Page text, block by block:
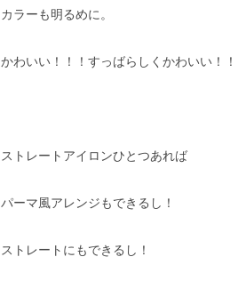
カラーも明るめに。
かわいい！！！すっばらしくかわいい！！
ストレートアイロンひとつあれば
パーマ風アレンジもできるし！
ストレートにもできるし！